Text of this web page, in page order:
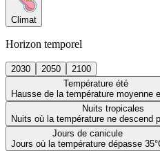
Climat
Horizon temporel
2030 2050
2100
Température été
Hausse de la température moyenne
Nuits tropicales
Nuits où la température ne descend
Jours de canicule
Jours où la température dépasse